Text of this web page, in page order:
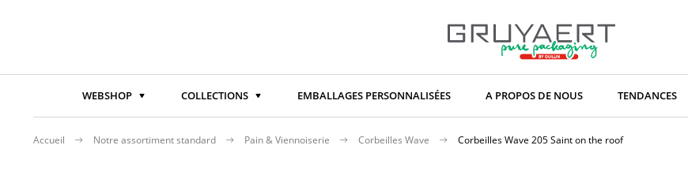
WEBSHOP COLLECTIONS EMBALLAGES PERSONNALISÉES A PROPOS DE NOUS TENDANCES
Accueil Notre assortiment standard Pain & Viennoiserie Corbeilles Wave Corbeilles Wave 205 Saint on the roof